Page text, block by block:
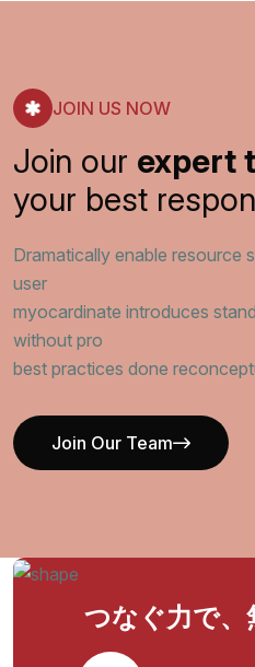
JOIN US NOW
Join our expert
your best
Dramatically enable resource
user
myocardinate introduces
without pro
best practices done
Join Our Team
Join Our Team
つなぐ力で、